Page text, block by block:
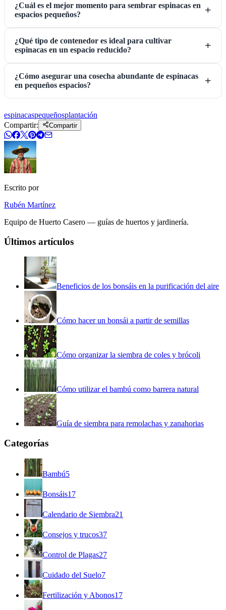
¿Cuál es el mejor momento para sembrar espinacas en
espacios pequeños?
¿Qué tipo de contenedor es ideal para cultivar
espinacas en un espacio reducido?
¿Cómo asegurar una cosecha abundante de espinacas
en pequeños espacios?
espinacaspequeñosplantación
Compartir:
Compartir
Escrito por
Rubén Martínez
Equipo de Huerto Casero — guías de huertos y jardinería.
Últimos artículos
Beneficios de los bonsáis en la purificación del aire
Cómo hacer un bonsái a partir de semillas
Cómo organizar la siembra de coles y brócoli
Cómo utilizar el bambú como barrera natural
Guía de siembra para remolachas y zanahorias
Categorías
Bambú5
Bonsáis17
Calendario de Siembra21
Consejos y trucos37
Control de Plagas27
Cuidado del Suelo7
Fertilización y Abonos17